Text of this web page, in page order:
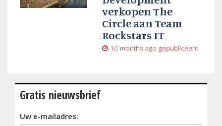
verkopen The
Circle aan Team
Rockstars IT
10 months ago gepubliceerd
Gratis nieuwsbrief
Uw e-mailadres: